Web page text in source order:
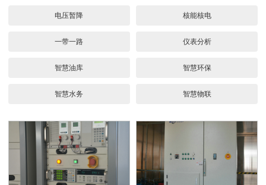
电压暂降 核能核电
一带一路 仪表分析
智慧油库 智慧环保
智慧水务 智慧物联